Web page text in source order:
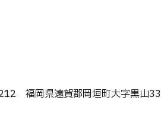
福岡県遠賀郡岡垣町大字黒山